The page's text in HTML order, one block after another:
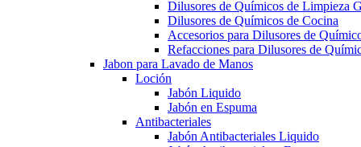
Dilusores de Químicos de Limpieza
Dilusores de Químicos de Cocina
Accesorios para Dilusores de
Refacciones para Dilusores de
Jabon para Lavado de Manos
Loción
Jabón Liquido
Jabón en Espuma
Antibacteriales
Jabón Antibacteriales Liquido